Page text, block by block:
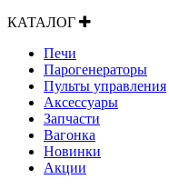
КАТАЛОГ
Печи
Парогенераторы
Пульты управления
Аксессуары
Запчасти
Вагонка
Новинки
Акции